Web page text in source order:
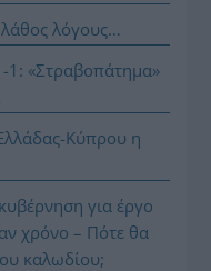
λόγους…
1: «Στραβοπάτημα»
Κύπρου η
για έργο
χρόνο – Πότε θα
καλωδίου;